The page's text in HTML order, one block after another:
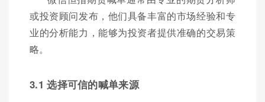
或投资顾问发布，他们具备丰富的市场经验和专
业的分析能力，能够为投资者提供准确的交易策
略。
3.1 选择可信的喊单来源